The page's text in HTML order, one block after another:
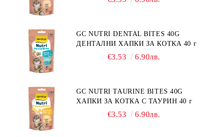
GC NUTRI DENTAL BITES 40G
ДЕНТАЛНИ ХАПКИ ЗА КОТКА 40 г
€3.53 6.90лв.
GC NUTRI TAURINE BITES 40G
ХАПКИ ЗА КОТКА С ТАУРИН 40 г
€3.53 6.90лв.